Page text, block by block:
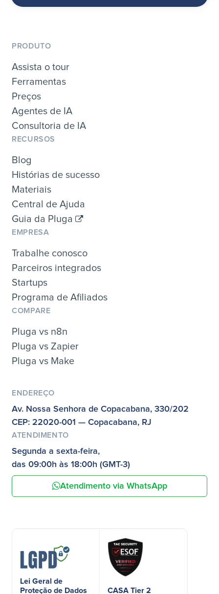
PRODUTO
Assista o tour
Ferramentas
Preços
Agentes de IA
Consultoria de IA
RECURSOS
Blog
Histórias de sucesso
Materiais
Central de Ajuda
Guia da Pluga
EMPRESA
Trabalhe conosco
Parceiros integrados
Startups
Programa de Afiliados
COMPARE
Pluga vs n8n
Pluga vs Zapier
Pluga vs Make
ENDEREÇO
Av. Nossa Senhora de Copacabana, 330/202
CEP: 22020-001 — Copacabana, RJ
ATENDIMENTO
Segunda a sexta-feira,
das 09:00h às 18:00h (GMT-3)
Atendimento via WhatsApp
Lei Geral de
Proteção de Dados
CASA Tier 2